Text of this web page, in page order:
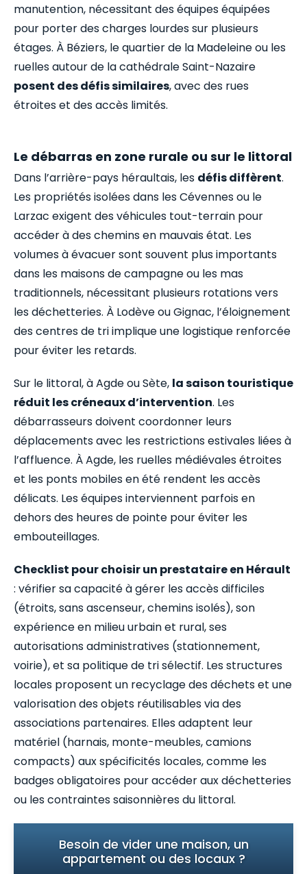
manutention, nécessitant des équipes équipées
pour porter des charges lourdes sur plusieurs
étages. À Béziers, le quartier de la Madeleine ou les
ruelles autour de la cathédrale Saint-Nazaire
posent des défis similaires, avec des rues
étroites et des accès limités.
Le débarras en zone rurale ou sur le littoral
Dans l’arrière-pays héraultais, les défis diffèrent.
Les propriétés isolées dans les Cévennes ou le
Larzac exigent des véhicules tout-terrain pour
accéder à des chemins en mauvais état. Les
volumes à évacuer sont souvent plus importants
dans les maisons de campagne ou les mas
traditionnels, nécessitant plusieurs rotations vers
les déchetteries. À Lodève ou Gignac, l’éloignement
des centres de tri implique une logistique renforcée
pour éviter les retards.
Sur le littoral, à Agde ou Sète, la saison touristique
réduit les créneaux d’intervention. Les
débarrasseurs doivent coordonner leurs
déplacements avec les restrictions estivales liées à
l’affluence. À Agde, les ruelles médiévales étroites
et les ponts mobiles en été rendent les accès
délicats. Les équipes interviennent parfois en
dehors des heures de pointe pour éviter les
embouteillages.
Checklist pour choisir un prestataire en Hérault
: vérifier sa capacité à gérer les accès difficiles
(étroits, sans ascenseur, chemins isolés), son
expérience en milieu urbain et rural, ses
autorisations administratives (stationnement,
voirie), et sa politique de tri sélectif. Les structures
locales proposent un recyclage des déchets et une
valorisation des objets réutilisables via des
associations partenaires. Elles adaptent leur
matériel (harnais, monte-meubles, camions
compacts) aux spécificités locales, comme les
badges obligatoires pour accéder aux déchetteries
ou les contraintes saisonnières du littoral.
Besoin de vider une maison, un
appartement ou des locaux ?